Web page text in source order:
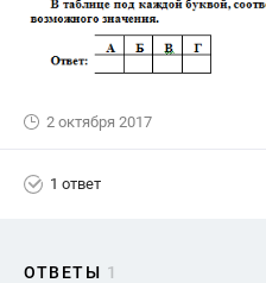
2 октября 2017
1 ответ
ОТВЕТЫ 1